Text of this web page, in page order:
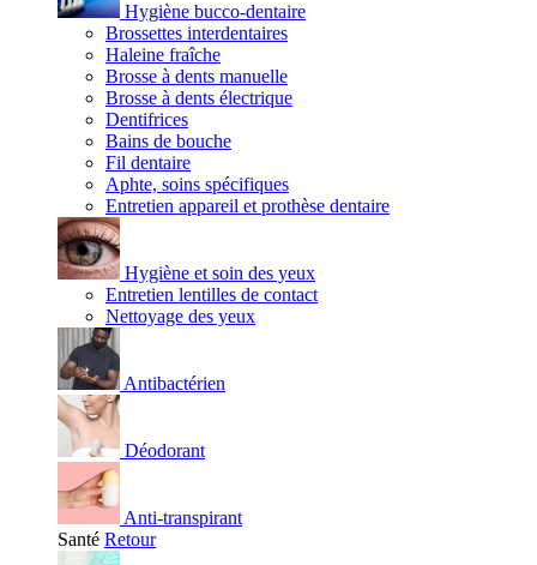
Hygiène bucco-dentaire
Brossettes interdentaires
Haleine fraîche
Brosse à dents manuelle
Brosse à dents électrique
Dentifrices
Bains de bouche
Fil dentaire
Aphte, soins spécifiques
Entretien appareil et prothèse dentaire
Hygiène et soin des yeux
Entretien lentilles de contact
Nettoyage des yeux
Antibactérien
Déodorant
Anti-transpirant
Santé Retour